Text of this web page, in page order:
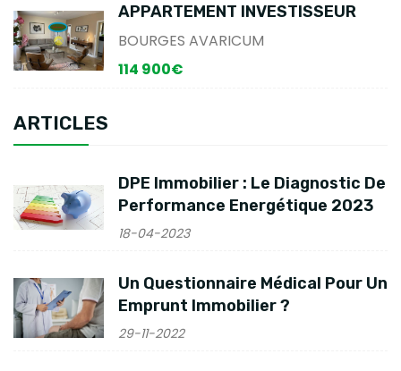
APPARTEMENT INVESTISSEUR
BOURGES AVARICUM
114 900€
ARTICLES
DPE Immobilier : Le Diagnostic De
Performance Energétique 2023
18-04-2023
Un Questionnaire Médical Pour Un
Emprunt Immobilier ?
29-11-2022